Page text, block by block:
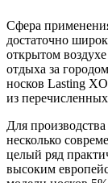
Сфера
достаточно
открытом
отдыха за
носков Lasting
из
Для
несколько
целый ряд
высоким